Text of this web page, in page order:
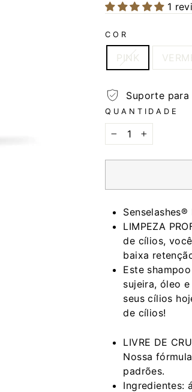
1
COR
PINK
Suporte
QUANTIDADE
− +
LIMPEZA
de cílios,
baixa
Este
sujeira, óleo
seus cílios
de cílios!
LIVRE DE
Nossa
padrões.
Ingredientes: